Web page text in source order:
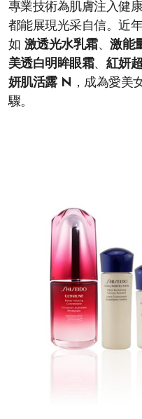
專業技術為肌膚注入健
都能展現光采自信。近
如 激透光水乳霜、激能
美透白明眸眼霜、 紅妍
妍肌活露 N ，成為愛美
驟。